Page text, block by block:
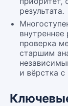
результата.
проверка
старшим
и вёрстка